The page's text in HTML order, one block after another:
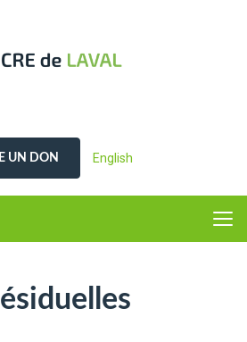
UN DON English